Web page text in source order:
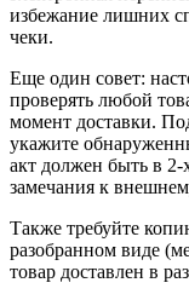
избежание лишних
чеки.
Еще один совет:
проверять любой
момент доставки.
укажите
акт должен быть в 2-
замечания к
Также требуйте
разобранном виде
товар доставлен в